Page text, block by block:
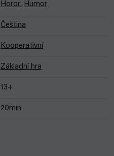
Horor, Humor
Čeština
Kooperativní
Základní hra
13+
20min